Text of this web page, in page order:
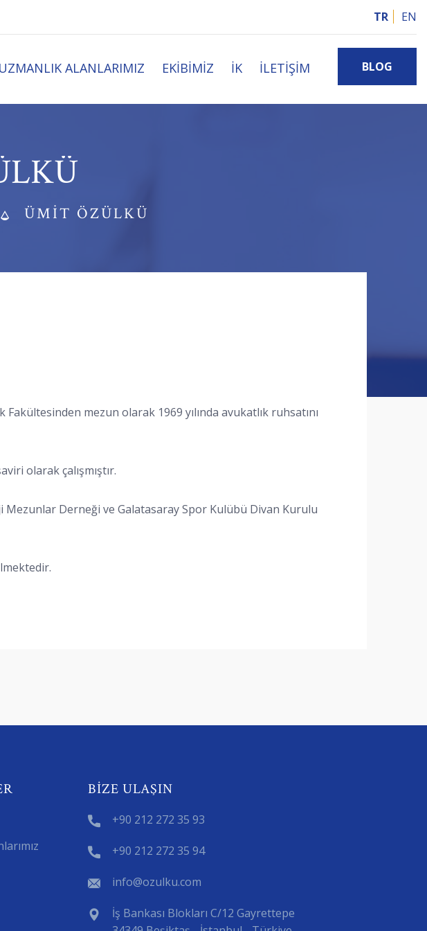
TR EN
UZMANLIK ALANLARIMIZ EKIBIMIZ İK İLETIŞIM BLOG
ÜMIT ÖZÜLKÜ
mezun olarak 1969 yılında avukatlık ruhsatını
olarak çalışmıştır.
Derneği ve Galatasaray Spor Kulübü Divan Kurulu
BIZE ULAŞIN
+90 212 272 35 93
+90 212 272 35 94
info@ozulku.com
İş Bankası Blokları C/12 Gayrettepe